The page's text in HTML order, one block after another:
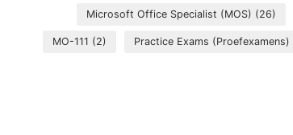
Microsoft Office Specialist (MOS) (26)
MO-111 (2) Practice Exams (Proefexamens)